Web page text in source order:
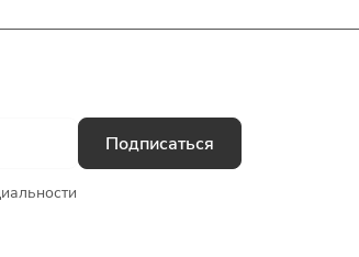
Подписаться